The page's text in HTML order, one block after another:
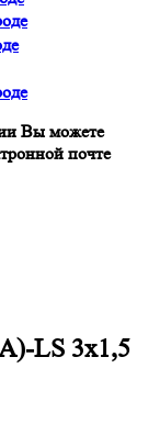
Вы можете
почте
LS 3х1,5